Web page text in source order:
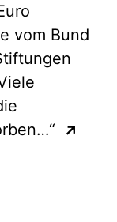
vom Bund
↗